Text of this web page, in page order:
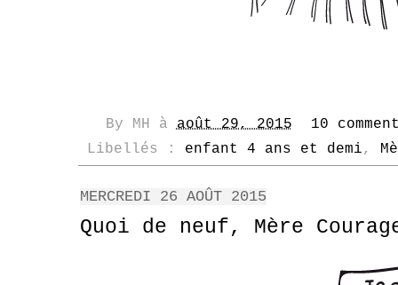
By MH àaoût 29, 2015
10
Libellés : enfant 4 ans et demi,
MERCREDI 26 AOÛT 2015
Quoi de neuf, Mère